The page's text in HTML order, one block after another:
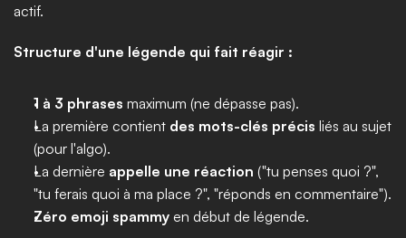
actif.
Structure d'une légende qui fait réagir :
1 à 3 phrases maximum (ne dépasse pas).
La première contient des mots-clés précis liés au sujet
(pour l'algo).
La dernière appelle une réaction ("tu penses quoi ?",
"tu ferais quoi à ma place ?", "réponds en commentaire").
Zéro emoji spammy en début de légende.